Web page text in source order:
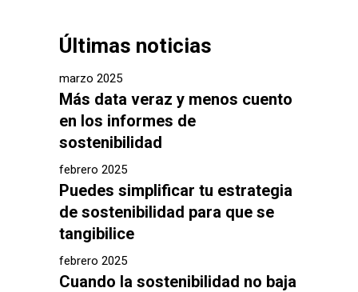
Últimas noticias
marzo 2025
Más data veraz y menos cuento
en los informes de
sostenibilidad
febrero 2025
Puedes simplificar tu estrategia
de sostenibilidad para que se
tangibilice
febrero 2025
Cuando la sostenibilidad no baja